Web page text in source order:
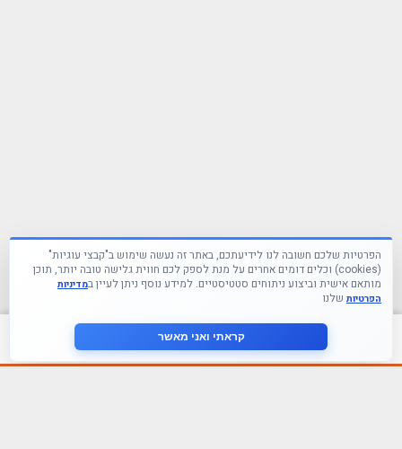
צור קשר
הפרטיות שלכם חשובה לנו לידיעתכם, באתר זה נעשה שימוש ב"קבצי עוגיות"
(cookies) וכלים דומים אחרים על מנת לספק לכם חווית גלישה טובה יותר, תוכן
מותאם אישית וביצוע ניתוחים סטטיסטיים. למידע נוסף ניתן לעיין במדיניות
הפרטיות שלנו
קראתי ואני מאשר